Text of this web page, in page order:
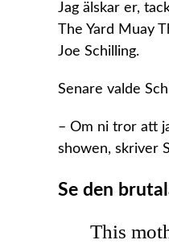
Jag älskar er,
The Yard Muay
Joe Schilling.
Senare valde
– Om ni tror att
showen, skriver
Se den
This